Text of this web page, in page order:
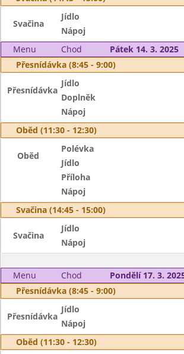
Svačina
Jídlo
Nápoj
Menu
Chod
Pátek 14. 3. 2025
Přesnídávka (8:45 - 9:00)
Přesnídávka
Jídlo
Doplněk
Nápoj
Oběd (11:30 - 12:30)
Oběd
Polévka
Jídlo
Příloha
Nápoj
Svačina (14:45 - 15:00)
Svačina
Jídlo
Nápoj
Menu Chod
Pondělí 17. 3.
Přesnídávka (8:45 - 9:00)
Přesnídávka
Jídlo
Nápoj
Oběd (11:30 - 12:30)